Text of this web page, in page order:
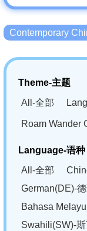
Contemporary
Theme-主题
All-全部
Roam Wander
Language-语种
All-全部
German(DE)-
Bahasa
Swahili(SW)-